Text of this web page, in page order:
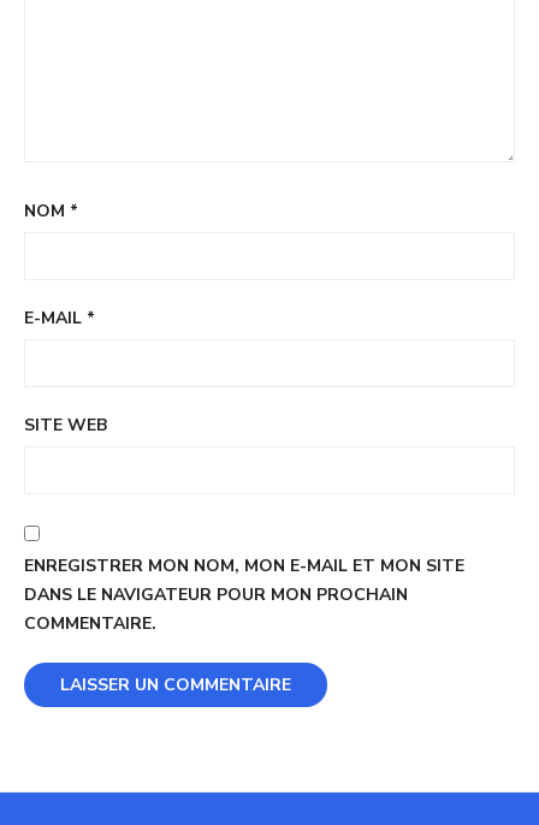
NOM *
E-MAIL *
SITE WEB
ENREGISTRER MON NOM, MON E-MAIL ET MON SITE
DANS LE NAVIGATEUR POUR MON PROCHAIN
COMMENTAIRE.